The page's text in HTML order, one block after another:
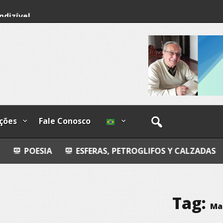
Fale Conosco
ESFERAS, PETROGLIFOS Y CALZADAS
Tag: